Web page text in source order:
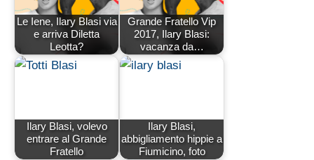
Le Iene, Ilary Blasi via
e arriva Diletta
Leotta?
Grande Fratello Vip
2017, Ilary Blasi:
vacanza da…
Ilary Blasi, volevo
entrare al Grande
Fratello
Ilary Blasi,
abbigliamento hippie a
Fiumicino, foto